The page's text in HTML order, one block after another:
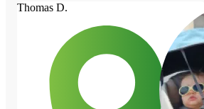
espagnol et même si je ne matrice pas le
français, je prends des cours et souhaite
améliorer progressivement mon français
tout en découvrant la culture française à
travers une expérience humaine et
familiale. Je peux garder les enfants,
participer aux routines quotidiennes,
proposer des jeux et des activités calmes,
Thomas D.